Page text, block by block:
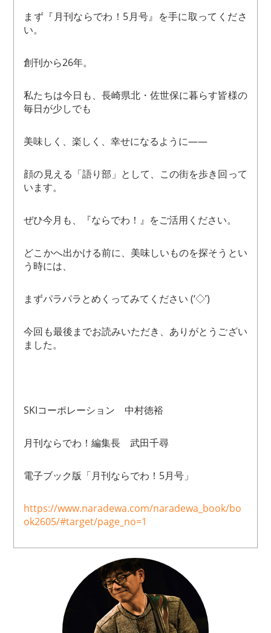
まず『月刊ならでわ！5月号』を手に取ってくださ
い。
創刊から26年。
私たちは今日も、長崎県北・佐世保に暮らす皆様の
毎日が少しでも
美味しく、楽しく、幸せになるように——
顔の見える「語り部」として、この街を歩き回って
います。
ぜひ今月も、『ならでわ！』をご活用ください。
どこかへ出かける前に、美味しいものを探そうとい
う時には、
まずパラパラとめくってみてください (‘◇’)ゞ
今回も最後までお読みいただき、ありがとうござい
ました。
SKIコーポレーション 中村徳裕
月刊ならでわ！編集長 武田千尋
電子ブック版「月刊ならでわ！5月号」
https://www.naradewa.com/naradewa_book/bo
ok2605/#target/page_no=1